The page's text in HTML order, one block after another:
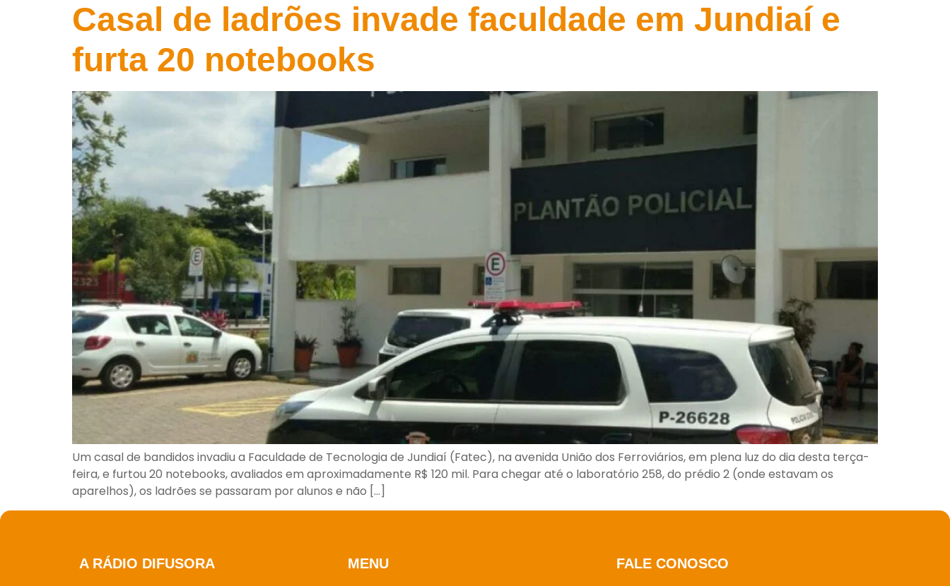
Casal de ladrões invade faculdade em Jundiaí e
furta 20 notebooks
Um casal de bandidos invadiu a Faculdade de Tecnologia de Jundiaí (Fatec), na avenida União dos Ferroviários, em plena luz do dia desta terça-
feira, e furtou 20 notebooks, avaliados em aproximadamente R$ 120 mil. Para chegar até o laboratório 258, do prédio 2 (onde estavam os
aparelhos), os ladrões se passaram por alunos e não […]
A RÁDIO DIFUSORA MENU FALE CONOSCO